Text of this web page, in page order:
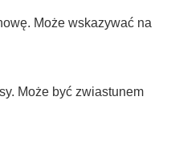
Może wskazywać na
Może być zwiastunem